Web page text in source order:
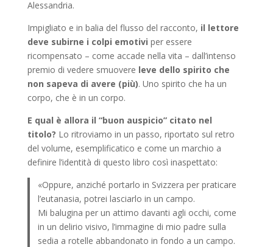
Alessandria.
Impigliato e in balia del flusso del racconto, il lettore
deve subirne i colpi emotivi per essere
ricompensato – come accade nella vita – dall’intenso
premio di vedere smuovere leve dello spirito che
non sapeva di avere (più). Uno spirito che ha un
corpo, che è in un corpo.
E qual è allora il “buon auspicio” citato nel
titolo? Lo ritroviamo in un passo, riportato sul retro
del volume, esemplificatico e come un marchio a
definire l’identità di questo libro così inaspettato:
«Oppure, anziché portarlo in Svizzera per praticare
l’eutanasia, potrei lasciarlo in un campo.
Mi balugina per un attimo davanti agli occhi, come
in un delirio visivo, l’immagine di mio padre sulla
sedia a rotelle abbandonato in fondo a un campo.